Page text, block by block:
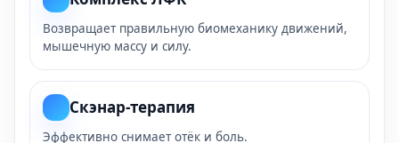
Возвращает правильную биомеханику движений,
мышечную массу и силу.
Скэнар-терапия
Эффективно снимает отёк и боль.